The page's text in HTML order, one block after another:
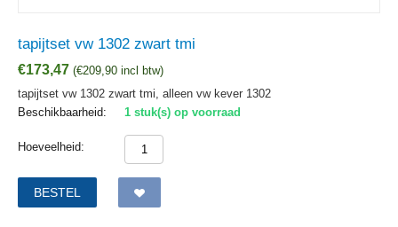
tapijtset vw 1302 zwart tmi
€173,47 (€209,90 incl btw)
tapijtset vw 1302 zwart tmi, alleen vw kever 1302
Beschikbaarheid:
1 stuk(s) op voorraad
Hoeveelheid:
BESTEL